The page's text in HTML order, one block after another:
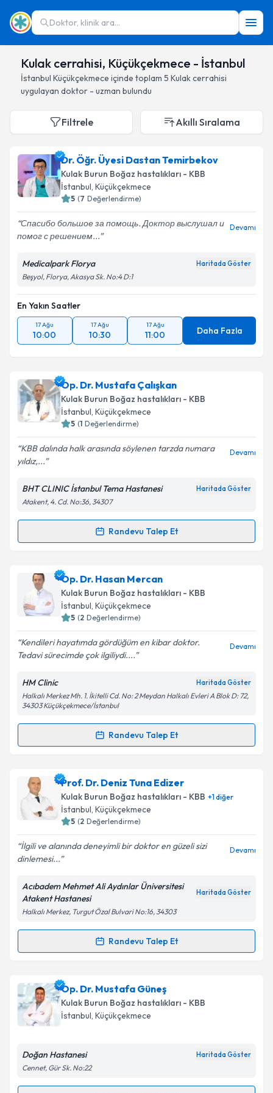
Doktor, klinik ara...
Kulak cerrahisi, Küçükçekmece - İstanbul
İstanbul Küçükçekmece içinde toplam 5 Kulak cerrahisi
uygulayan doktor - uzman bulundu
Filtrele Akıllı Sıralama
Dr. Öğr. Üyesi Dastan Temirbekov
Kulak Burun Boğaz hastalıkları - KBB
İstanbul, Küçükçekmece
5 (7 Değerlendirme)
Спасибо большое за помощь. Доктор выслушал и
помог с решением...
Devamı
Medicalpark Florya Haritada Göster
Beşyol, Florya, Akasya Sk. No:4 D:1
En Yakın Saatler
17 Ağu
10:00
17 Ağu
10:30
17 Ağu
11:00 Daha Fazla
Op. Dr. Mustafa Çalışkan
Kulak Burun Boğaz hastalıkları - KBB
İstanbul, Küçükçekmece
5 (1 Değerlendirme)
KBB dalında halk arasında söylenen tarzda numara
yıldız,...
Devamı
BHT CLINIC İstanbul Tema Hastanesi Haritada Göster
Atakent, 4. Cd. No:36, 34307
Randevu Talep Et
Randevu Takvimi Talebi
Op. Dr. Mustafa Çalışkaniçin randevu takvimi talebi
oluşturun. Size bu uzmandan randevu almanız için bir
takvim hazırlandığında e-posta ile bilgilendireceğiz.
Aydınlatma
Metni'ni okudum ve kişisel verilerimin belirtilen
kapsamda işlenmesini kabul ediyorum.
Takvim Talebini Gönder
Op. Dr. Hasan Mercan
Kulak Burun Boğaz hastalıkları - KBB
İstanbul, Küçükçekmece
5 (2 Değerlendirme)
Kendileri hayatımda gördüğüm en kibar doktor.
Tedavi sürecimde çok ilgiliydi....
Devamı
HM Clinic Haritada Göster
Halkalı Merkez Mh. 1. İkitelli Cd. No: 2 Meydan Halkalı Evleri A Blok D: 72,
34303 Küçükçekmece/İstanbul
Randevu Talep Et
Randevu Takvimi Talebi
Op. Dr. Hasan Mercaniçin randevu takvimi talebi
oluşturun. Size bu uzmandan randevu almanız için bir
takvim hazırlandığında e-posta ile bilgilendireceğiz.
Kişisel verilerimin işlenmesine ilişkin
Aydınlatma
Metni'ni okudum ve kişisel verilerimin belirtilen
kapsamda işlenmesini kabul ediyorum.
Takvim Talebini Gönder
Prof. Dr. Deniz Tuna Edizer
Kulak Burun Boğaz hastalıkları - KBB +1diğer
İstanbul, Küçükçekmece
5 (2 Değerlendirme)
İlgili ve alanında deneyimli bir doktor en güzeli sizi
dinlemesi...
Devamı
Acıbadem Mehmet Ali Aydınlar Üniversitesi
Atakent Hastanesi
Haritada Göster
Halkalı Merkez, Turgut Özal Bulvari No:16, 34303
Randevu Talep Et
Randevu Takvimi Talebi
Prof. Dr. Deniz Tuna Edizeriçin randevu takvimi
talebi oluşturun. Size bu uzmandan randevu almanız
için bir takvim hazırlandığında e-posta ile
bilgilendireceğiz.
Op. Dr. Mustafa Güneş
Kulak Burun Boğaz hastalıkları - KBB
İstanbul, Küçükçekmece
Doğan Hastanesi Haritada Göster
Cennet, Gür Sk. No:22